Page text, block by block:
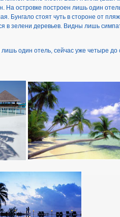
На островке построен лишь один
Бунгало стоят чуть в стороне от
в зелени деревьев. Видны лишь
один отель, сейчас уже четыре